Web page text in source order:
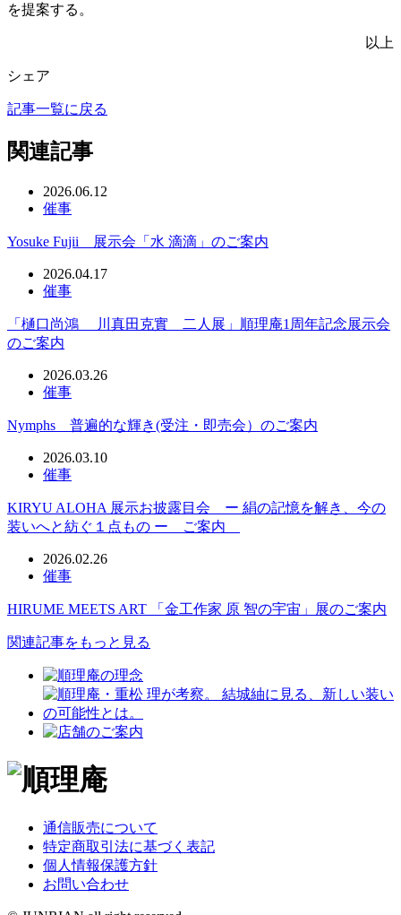
を提案する。
以上
シェア
記事一覧に戻る
関連記事
2026.06.12
催事
Yosuke Fujii 展示会「水 滴滴」のご案内
2026.04.17
催事
「樋口尚鴻 川真田克實 二人展」順理庵1周年記念展示会
のご案内
2026.03.26
催事
Nymphs 普遍的な輝き(受注・即売会）のご案内
2026.03.10
催事
KIRYU ALOHA 展示お披露目会 ー 絹の記憶を解き、今の
装いへと紡ぐ１点もの ー ご案内
2026.02.26
催事
HIRUME MEETS ART 「金工作家 原 智の宇宙」展のご案内
関連記事をもっと見る
通信販売について
特定商取引法に基づく表記
個人情報保護方針
お問い合わせ